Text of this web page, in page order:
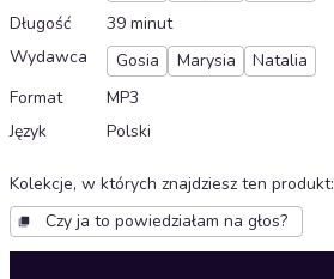
Długość
39 minut
Wydawca
Gosia Marysia
Natalia
Format
MP3
Język
Polski
Kolekcje, w których znajdziesz ten produkt:
Czy ja to powiedziałam na głos?